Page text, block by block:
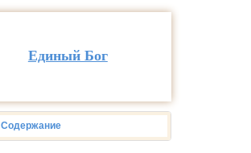
Единый Бог
Содержание